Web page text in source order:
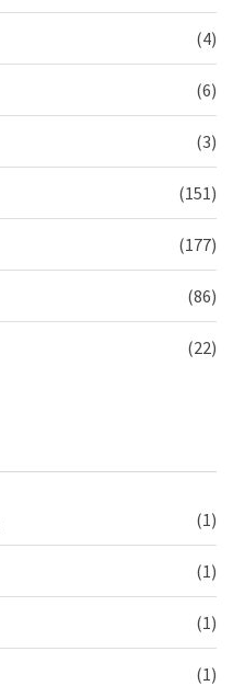
(4)
(6)
(3)
(151)
(177)
(86)
(22)
(1)
(1)
(1)
(1)